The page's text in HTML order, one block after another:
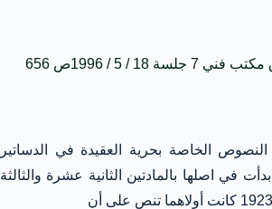
الخاصة بحرية العقيدة في الدساتير
بدأت في اصلها بالمادتين الثانية عشرة والثالثة